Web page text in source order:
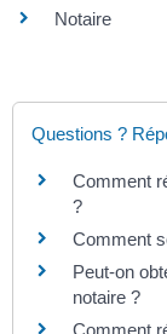
Notaire
Questions ?
Comment
?
Comment
Peut-on
notaire ?
Comment